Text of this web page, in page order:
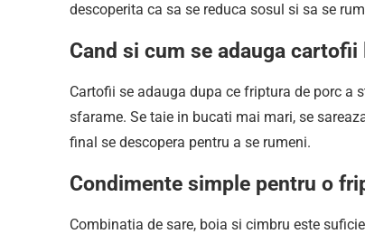
descoperita ca sa se reduca sosul si sa se
Cand si cum se adauga
Cartofii se adauga dupa ce friptura de porc a
sfarame. Se taie in bucati mai mari, se
final se descopera pentru a se rumeni.
Condimente simple pentru o
Combinatia de sare, boia si cimbru este